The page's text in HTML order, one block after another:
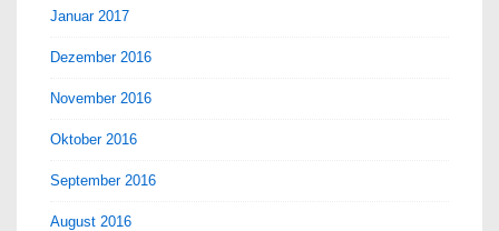
Januar 2017
Dezember 2016
November 2016
Oktober 2016
September 2016
August 2016